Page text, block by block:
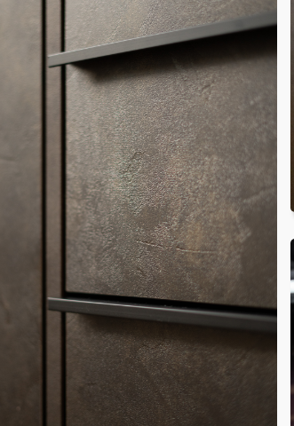
VACATURES
AFSPRAAK INPLANNEN
REGISTREREN